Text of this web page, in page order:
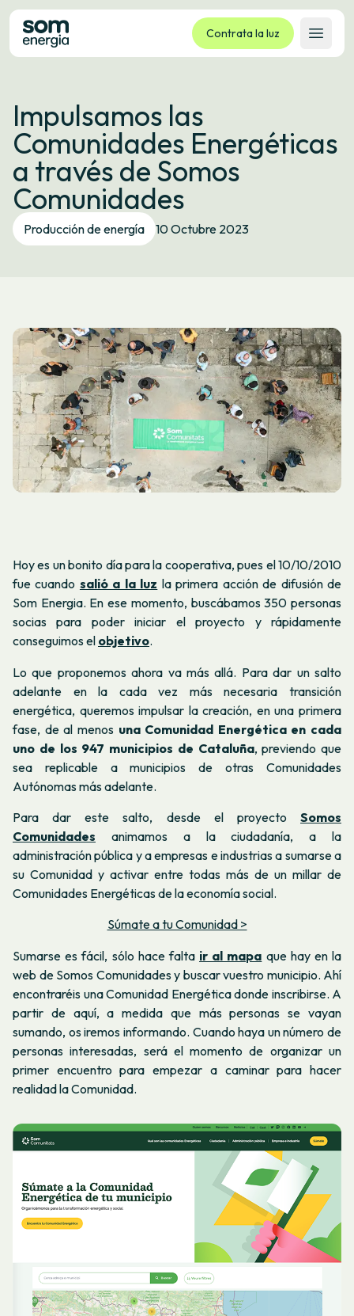
Contrata la luz
Abrir
Tarifas
Servicios
Empresas
La cooperativa
Contacto
Trámites
Impulsamos las
Comunidades Energéticas
a través de Somos
Comunidades
Producción de energía 10 Octubre 2023
Hoy es un bonito día para la cooperativa, pues el 10/10/2010
fue cuando salió a la luz la primera acción de difusión de
Som Energia. En ese momento, buscábamos 350 personas
socias para poder iniciar el proyecto y rápidamente
conseguimos el objetivo.
Lo que proponemos ahora va más allá. Para dar un salto
adelante en la cada vez más necesaria transición
energética, queremos impulsar la creación, en una primera
fase, de al menos una Comunidad Energética en cada
uno de los 947 municipios de Cataluña, previendo que
sea replicable a municipios de otras Comunidades
Autónomas más adelante.
Para dar este salto, desde el proyecto Somos
Comunidades animamos a la ciudadanía, a la
administración pública y a empresas e industrias a sumarse a
su Comunidad y activar entre todas más de un millar de
Comunidades Energéticas de la economía social.
Súmate a tu Comunidad >
Sumarse es fácil, sólo hace falta ir al mapa que hay en la
web de Somos Comunidades y buscar vuestro municipio. Ahí
encontraréis una Comunidad Energética donde inscribirse. A
partir de aquí, a medida que más personas se vayan
sumando, os iremos informando. Cuando haya un número de
personas interesadas, será el momento de organizar un
primer encuentro para empezar a caminar para hacer
realidad la Comunidad.